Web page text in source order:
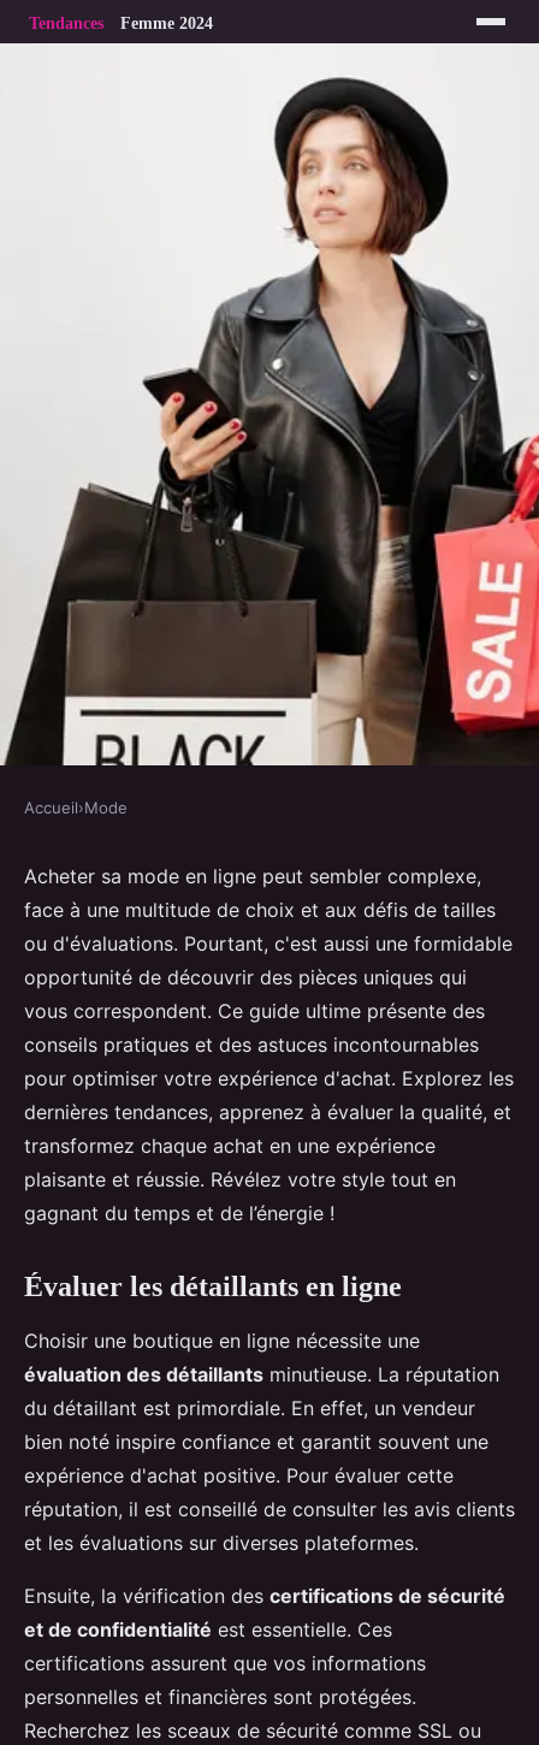
Guide ultime pour acheter sa
mode en ligne
Giulia•28 octobre 2024•8 min de lecture
Accueil›Mode
Acheter sa mode en ligne peut sembler complexe,
face à une multitude de choix et aux défis de tailles
ou d'évaluations. Pourtant, c'est aussi une formidable
opportunité de découvrir des pièces uniques qui
vous correspondent. Ce guide ultime présente des
conseils pratiques et des astuces incontournables
pour optimiser votre expérience d'achat. Explorez les
dernières tendances, apprenez à évaluer la qualité, et
transformez chaque achat en une expérience
plaisante et réussie. Révélez votre style tout en
gagnant du temps et de l’énergie !
Évaluer les détaillants en ligne
Choisir une boutique en ligne nécessite une
évaluation des détaillants minutieuse. La réputation
du détaillant est primordiale. En effet, un vendeur
bien noté inspire confiance et garantit souvent une
expérience d'achat positive. Pour évaluer cette
réputation, il est conseillé de consulter les avis clients
et les évaluations sur diverses plateformes.
Ensuite, la vérification des certifications de sécurité
et de confidentialité est essentielle. Ces
certifications assurent que vos informations
personnelles et financières sont protégées.
Recherchez les sceaux de sécurité comme SSL ou